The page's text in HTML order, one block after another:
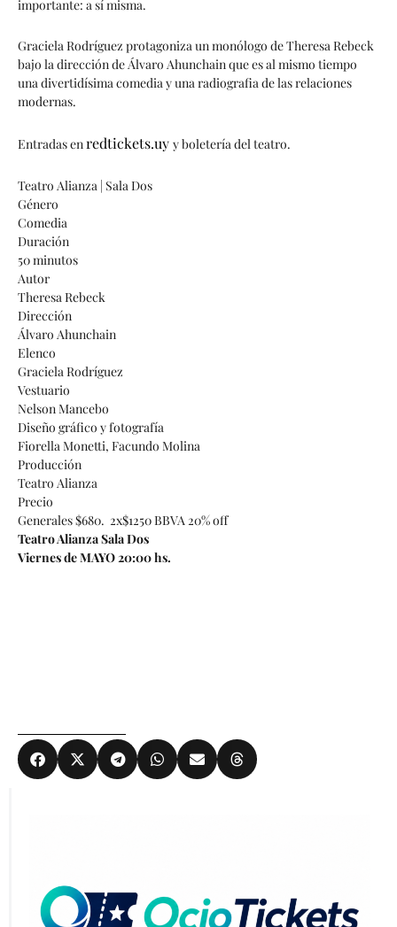
importante: a sí misma.
Graciela Rodríguez protagoniza un monólogo de Theresa Rebeck
bajo la dirección de Álvaro Ahunchain que es al mismo tiempo
una divertidísima comedia y una radiografia de las relaciones
modernas.
Entradas enredtickets.uy y boletería del teatro.
Teatro Alianza | Sala Dos
Género
Comedia
Duración
50 minutos
Autor
Theresa Rebeck
Dirección
Álvaro Ahunchain
Elenco
Graciela Rodríguez
Vestuario
Nelson Mancebo
Diseño gráfico y fotografía
Fiorella Monetti, Facundo Molina
Producción
Teatro Alianza
Precio
Generales $680. 2x$1250 BBVA 20% off
Teatro Alianza Sala Dos
Viernes de MAYO 20:00 hs.